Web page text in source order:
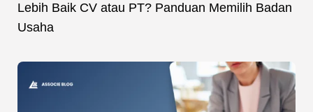
Lebih Baik CV atau PT? Panduan Memilih Badan
Usaha